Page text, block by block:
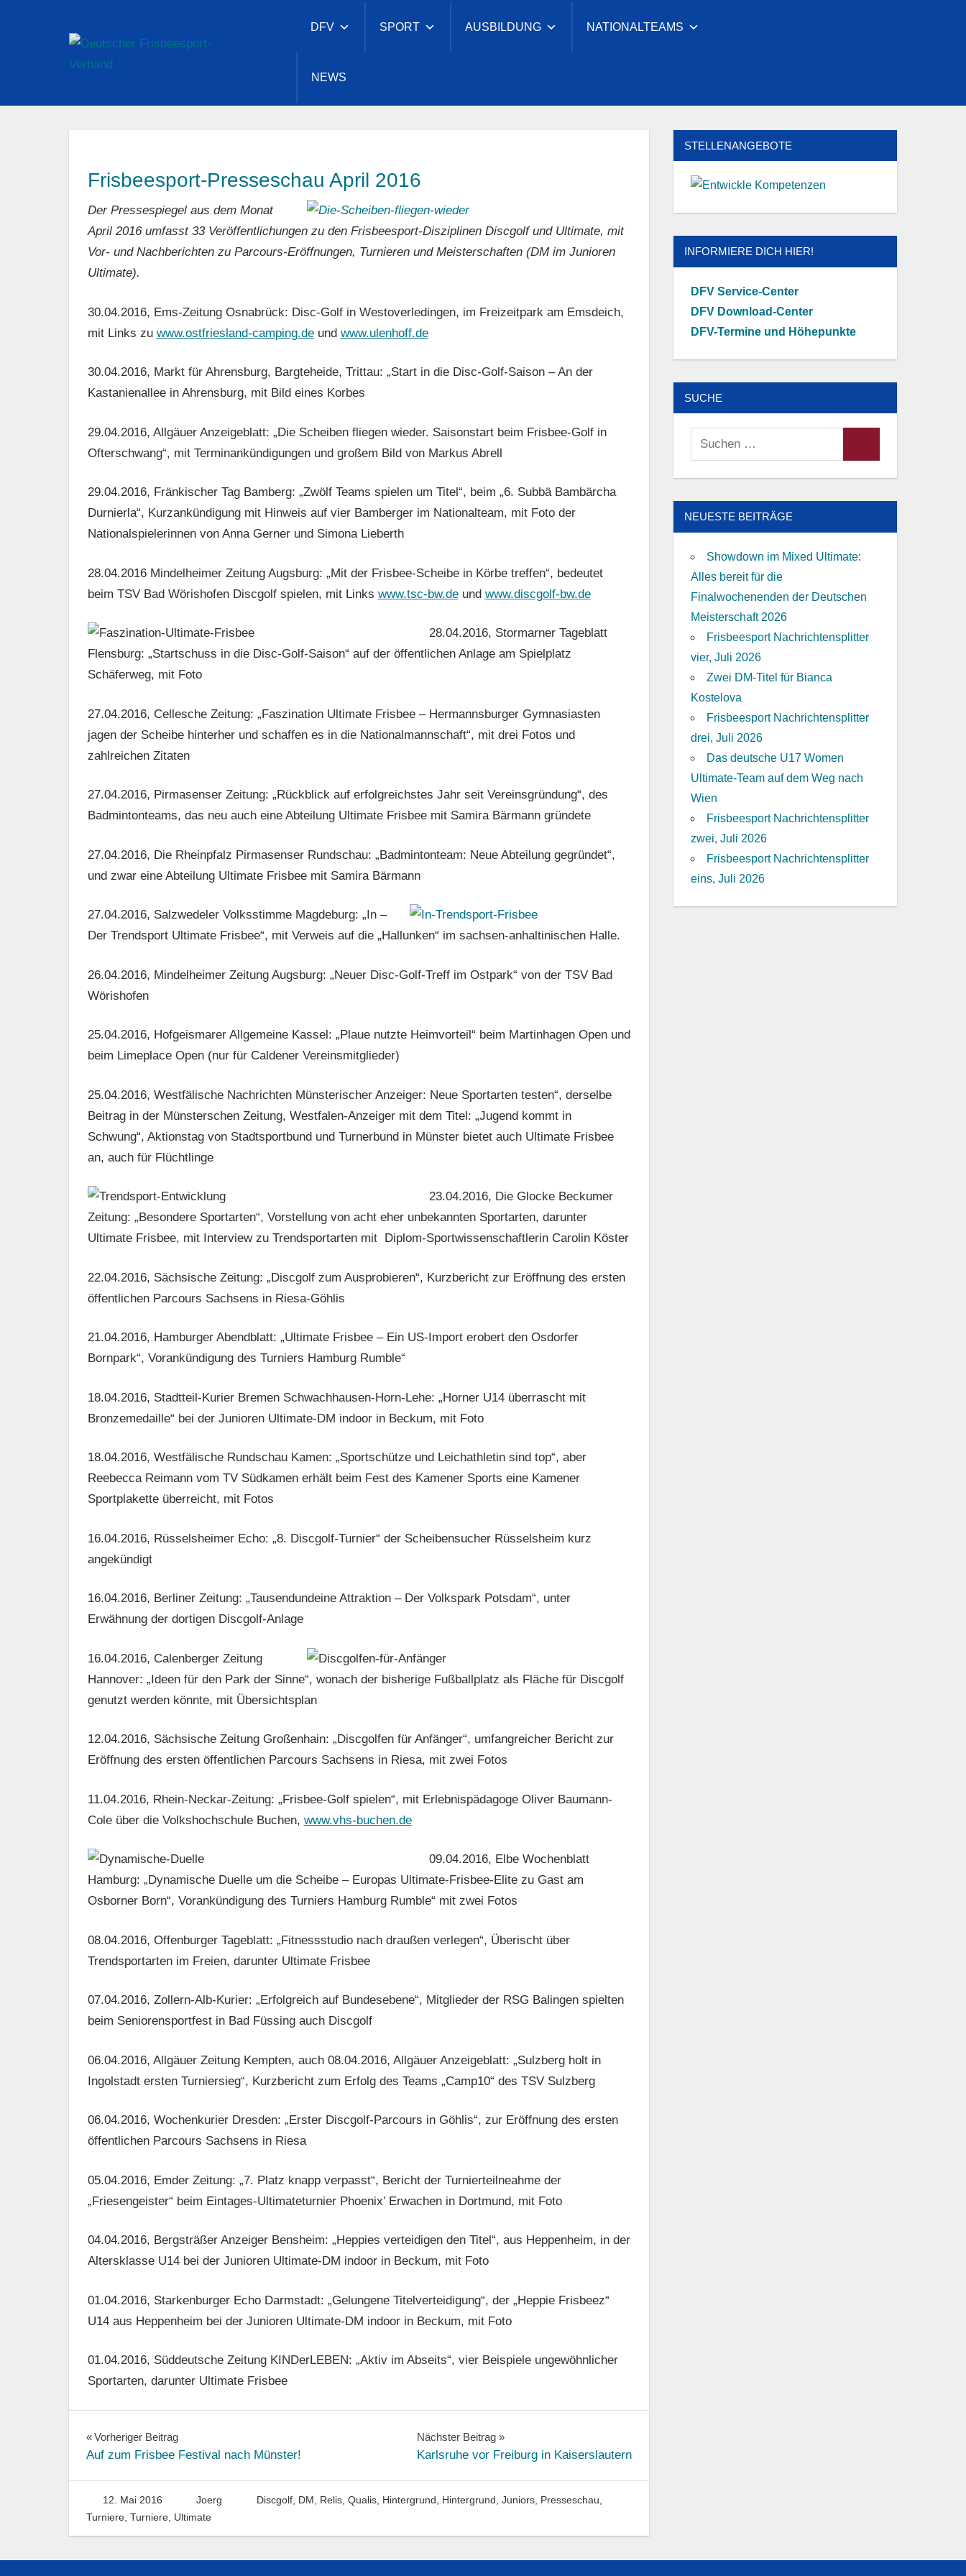
Deutscher
DFV SPORT AUSBILDUNG NATIONALTEAMS
NEWS
Frisbeesport-Presseschau April 2016
Der Pressespiegel aus dem Monat
April 2016 umfasst 33 Veröffentlichungen zu den Frisbeesport-Disziplinen Discgolf und Ultimate, mit
Vor- und Nachberichten zu Parcours-Eröffnungen, Turnieren und Meisterschaften (DM im Junioren
Ultimate).
30.04.2016, Ems-Zeitung Osnabrück: Disc-Golf in Westoverledingen, im Freizeitpark am Emsdeich,
mit Links zu www.ostfriesland-camping.deund www.ulenhoff.de
30.04.2016, Markt für Ahrensburg, Bargteheide, Trittau: „Start in die Disc-Golf-Saison – An der
Kastanienallee in Ahrensburg, mit Bild eines Korbes
29.04.2016, Allgäuer Anzeigeblatt: „Die Scheiben fliegen wieder. Saisonstart beim Frisbee-Golf in
Ofterschwang“, mit Terminankündigungen und großem Bild von Markus Abrell
29.04.2016, Fränkischer Tag Bamberg: „Zwölf Teams spielen um Titel“, beim „6. Subbä Bambärcha
Durnierla“, Kurzankündigung mit Hinweis auf vier Bamberger im Nationalteam, mit Foto der
Nationalspielerinnen von Anna Gerner und Simona Lieberth
28.04.2016 Mindelheimer Zeitung Augsburg: „Mit der Frisbee-Scheibe in Körbe treffen“, bedeutet
beim TSV Bad Wörishofen Discgolf spielen, mit Links www.tsc-bw.deund www.discgolf-bw.de
28.04.2016, Stormarner Tageblatt
Flensburg: „Startschuss in die Disc-Golf-Saison“ auf der öffentlichen Anlage am Spielplatz
Schäferweg, mit Foto
27.04.2016, Cellesche Zeitung: „Faszination Ultimate Frisbee – Hermannsburger Gymnasiasten
jagen der Scheibe hinterher und schaffen es in die Nationalmannschaft“, mit drei Fotos und
zahlreichen Zitaten
27.04.2016, Pirmasenser Zeitung: „Rückblick auf erfolgreichstes Jahr seit Vereinsgründung“, des
Badmintonteams, das neu auch eine Abteilung Ultimate Frisbee mit Samira Bärmann gründete
27.04.2016, Die Rheinpfalz Pirmasenser Rundschau: „Badmintonteam: Neue Abteilung gegründet“,
und zwar eine Abteilung Ultimate Frisbee mit Samira Bärmann
27.04.2016, Salzwedeler Volksstimme Magdeburg: „In –
Der Trendsport Ultimate Frisbee“, mit Verweis auf die „Hallunken“ im sachsen-anhaltinischen Halle.
26.04.2016, Mindelheimer Zeitung Augsburg: „Neuer Disc-Golf-Treff im Ostpark“ von der TSV Bad
Wörishofen
25.04.2016, Hofgeismarer Allgemeine Kassel: „Plaue nutzte Heimvorteil“ beim Martinhagen Open und
beim Limeplace Open (nur für Caldener Vereinsmitglieder)
25.04.2016, Westfälische Nachrichten Münsterischer Anzeiger: Neue Sportarten testen“, derselbe
Beitrag in der Münsterschen Zeitung, Westfalen-Anzeiger mit dem Titel: „Jugend kommt in
Schwung“, Aktionstag von Stadtsportbund und Turnerbund in Münster bietet auch Ultimate Frisbee
an, auch für Flüchtlinge
23.04.2016, Die Glocke Beckumer
Zeitung: „Besondere Sportarten“, Vorstellung von acht eher unbekannten Sportarten, darunter
Ultimate Frisbee, mit Interview zu Trendsportarten mit Diplom-Sportwissenschaftlerin Carolin Köster
22.04.2016, Sächsische Zeitung: „Discgolf zum Ausprobieren“, Kurzbericht zur Eröffnung des ersten
öffentlichen Parcours Sachsens in Riesa-Göhlis
21.04.2016, Hamburger Abendblatt: „Ultimate Frisbee – Ein US-Import erobert den Osdorfer
Bornpark“, Vorankündigung des Turniers Hamburg Rumble“
18.04.2016, Stadtteil-Kurier Bremen Schwachhausen-Horn-Lehe: „Horner U14 überrascht mit
Bronzemedaille“ bei der Junioren Ultimate-DM indoor in Beckum, mit Foto
18.04.2016, Westfälische Rundschau Kamen: „Sportschütze und Leichathletin sind top“, aber
Reebecca Reimann vom TV Südkamen erhält beim Fest des Kamener Sports eine Kamener
Sportplakette überreicht, mit Fotos
16.04.2016, Rüsselsheimer Echo: „8. Discgolf-Turnier“ der Scheibensucher Rüsselsheim kurz
angekündigt
16.04.2016, Berliner Zeitung: „Tausendundeine Attraktion – Der Volkspark Potsdam“, unter
Erwähnung der dortigen Discgolf-Anlage
16.04.2016, Calenberger Zeitung
Hannover: „Ideen für den Park der Sinne“, wonach der bisherige Fußballplatz als Fläche für Discgolf
genutzt werden könnte, mit Übersichtsplan
12.04.2016, Sächsische Zeitung Großenhain: „Discgolfen für Anfänger“, umfangreicher Bericht zur
Eröffnung des ersten öffentlichen Parcours Sachsens in Riesa, mit zwei Fotos
11.04.2016, Rhein-Neckar-Zeitung: „Frisbee-Golf spielen“, mit Erlebnispädagoge Oliver Baumann-
Cole über die Volkshochschule Buchen, www.vhs-buchen.de
09.04.2016, Elbe Wochenblatt
Hamburg: „Dynamische Duelle um die Scheibe – Europas Ultimate-Frisbee-Elite zu Gast am
Osborner Born“, Vorankündigung des Turniers Hamburg Rumble“ mit zwei Fotos
08.04.2016, Offenburger Tageblatt: „Fitnessstudio nach draußen verlegen“, Überischt über
Trendsportarten im Freien, darunter Ultimate Frisbee
07.04.2016, Zollern-Alb-Kurier: „Erfolgreich auf Bundesebene“, Mitglieder der RSG Balingen spielten
beim Seniorensportfest in Bad Füssing auch Discgolf
06.04.2016, Allgäuer Zeitung Kempten, auch 08.04.2016, Allgäuer Anzeigeblatt: „Sulzberg holt in
Ingolstadt ersten Turniersieg“, Kurzbericht zum Erfolg des Teams „Camp10“ des TSV Sulzberg
06.04.2016, Wochenkurier Dresden: „Erster Discgolf-Parcours in Göhlis“, zur Eröffnung des ersten
öffentlichen Parcours Sachsens in Riesa
05.04.2016, Emder Zeitung: „7. Platz knapp verpasst“, Bericht der Turnierteilneahme der
„Friesengeister“ beim Eintages-Ultimateturnier Phoenix’ Erwachen in Dortmund, mit Foto
04.04.2016, Bergsträßer Anzeiger Bensheim: „Heppies verteidigen den Titel“, aus Heppenheim, in der
Altersklasse U14 bei der Junioren Ultimate-DM indoor in Beckum, mit Foto
01.04.2016, Starkenburger Echo Darmstadt: „Gelungene Titelverteidigung“, der „Heppie Frisbeez“
U14 aus Heppenheim bei der Junioren Ultimate-DM indoor in Beckum, mit Foto
01.04.2016, Süddeutsche Zeitung KINDerLEBEN: „Aktiv im Abseits“, vier Beispiele ungewöhnlicher
Sportarten, darunter Ultimate Frisbee
Beitragsnavigation
Vorheriger Beitrag
Auf zum Frisbee Festival nach Münster!
Nächster Beitrag
Karlsruhe vor Freiburg in Kaiserslautern
12. Mai 2016 Joerg Discgolf, DM, Relis, Qualis, Hintergrund Hintergrund Juniors, Presseschau
Turniere Turniere Ultimate
STELLENANGEBOTE
INFORMIERE DICH HIER!
DFV Service-Center
DFV Download-Center
DFV-Termine und Höhepunkte
SUCHE
Suchen
NEUESTE BEITRÄGE
Showdown im Mixed Ultimate:
Alles bereit für die
Finalwochenenden der Deutschen
Meisterschaft 2026
Frisbeesport Nachrichtensplitter
vier, Juli 2026
Zwei DM-Titel für Bianca
Kostelova
Frisbeesport Nachrichtensplitter
drei, Juli 2026
Das deutsche U17 Women
Ultimate-Team auf dem Weg nach
Wien
Frisbeesport Nachrichtensplitter
zwei, Juli 2026
Frisbeesport Nachrichtensplitter
eins, Juli 2026